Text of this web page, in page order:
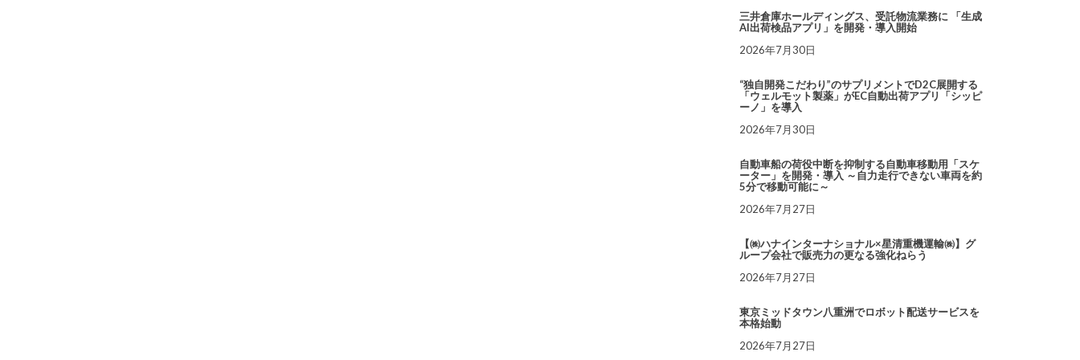
三井倉庫ホールディングス、受託物流業務に 「生成
AI出荷検品アプリ」を開発・導入開始
2026年7月30日
“独自開発こだわり”のサプリメントでD2C展開する
「ウェルモット製薬」がEC自動出荷アプリ「シッピ
ーノ」を導入
2026年7月30日
自動車船の荷役中断を抑制する自動車移動用「スケ
ーター」を開発・導入 ～自力走行できない車両を約
5分で移動可能に～
2026年7月27日
【㈱ハナインターナショナル×星清重機運輸㈱】グ
ループ会社で販売力の更なる強化ねらう
2026年7月27日
東京ミッドタウン八重洲でロボット配送サービスを
本格始動
2026年7月27日